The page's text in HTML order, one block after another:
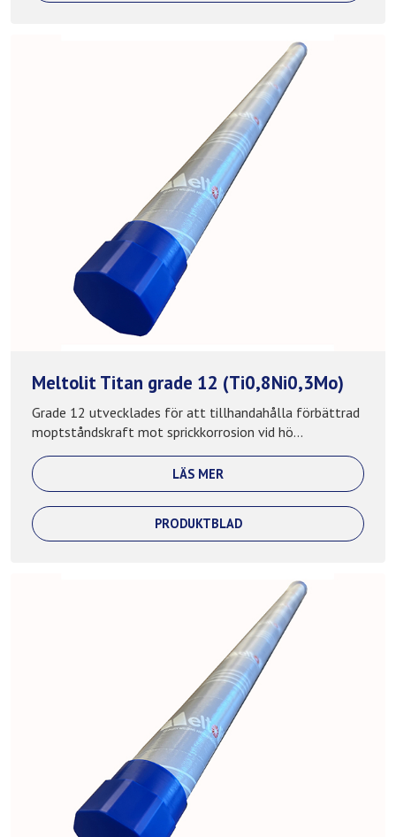
Meltolit Titan grade 12 (Ti0,8Ni0,3Mo)
Grade 12 utvecklades för att tillhandahålla förbättrad
moptståndskraft mot sprickkorrosion vid hö...
LÄS MER
PRODUKTBLAD